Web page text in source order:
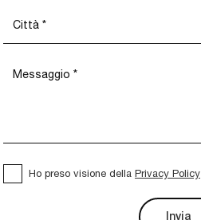
Ho preso visione della Privacy Policy
Invia